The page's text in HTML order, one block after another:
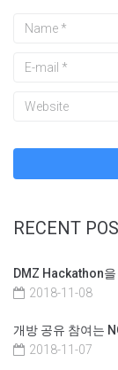
RECENT
DMZ Hackathon을
2018-11-08
개방 공유 참여는
2018-11-07